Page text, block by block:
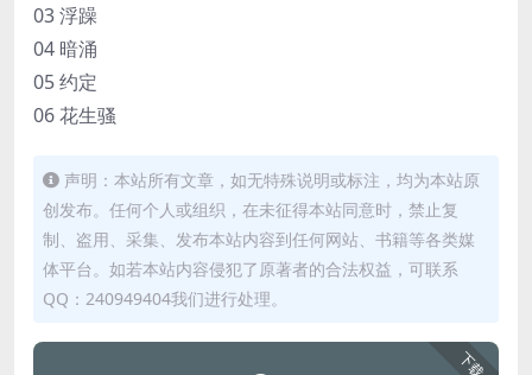
03 浮躁
04 暗涌
05 约定
06 花生骚
声明：本站所有文章，如无特殊说明或标注，均为本站原
创发布。任何个人或组织，在未征得本站同意时，禁止复
制、盗用、采集、发布本站内容到任何网站、书籍等各类媒
体平台。如若本站内容侵犯了原著者的合法权益，可联系
QQ：240949404我们进行处理。
下载